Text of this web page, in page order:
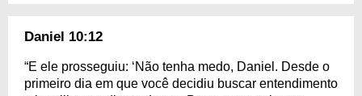
Daniel 10:12
“E ele prosseguiu: ‘Não tenha medo, Daniel. Desde o
primeiro dia em que você decidiu buscar entendimento